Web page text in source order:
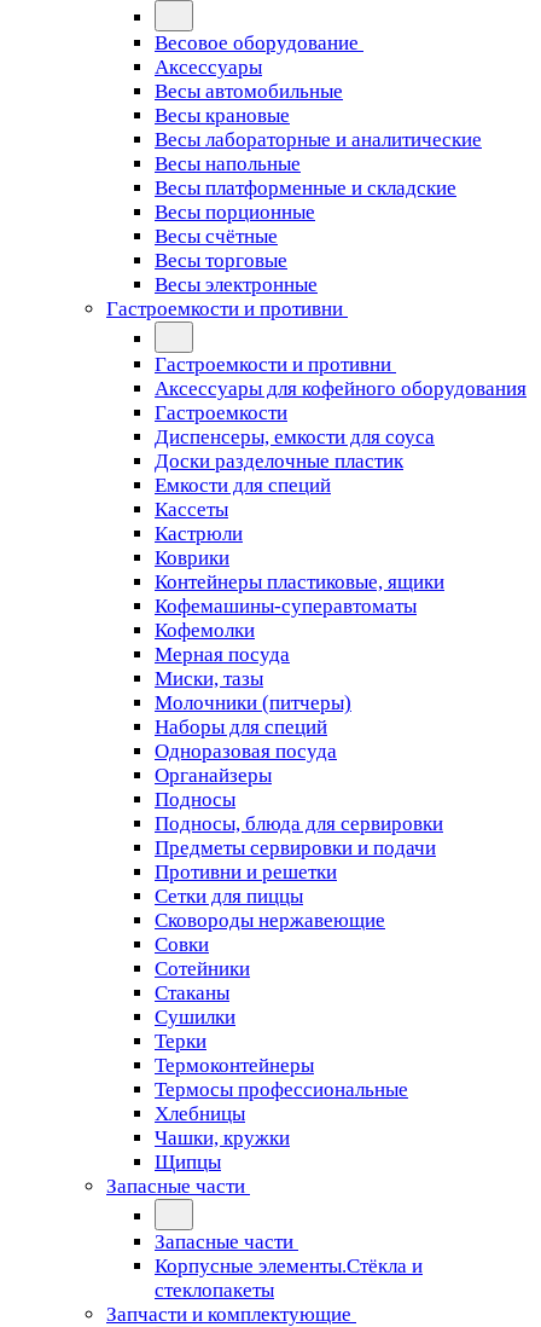
Весовое оборудование
Аксессуары
Весы автомобильные
Весы крановые
Весы лабораторные и аналитические
Весы напольные
Весы платформенные и складские
Весы порционные
Весы счётные
Весы торговые
Весы электронные
Гастроемкости и противни
Гастроемкости и противни
Аксессуары для кофейного оборудования
Гастроемкости
Диспенсеры, емкости для соуса
Доски разделочные пластик
Емкости для специй
Кассеты
Кастрюли
Коврики
Контейнеры пластиковые, ящики
Кофемашины-суперавтоматы
Кофемолки
Мерная посуда
Миски, тазы
Молочники (питчеры)
Наборы для специй
Одноразовая посуда
Органайзеры
Подносы
Подносы, блюда для сервировки
Предметы сервировки и подачи
Противни и решетки
Сетки для пиццы
Сковороды нержавеющие
Совки
Сотейники
Стаканы
Сушилки
Терки
Термоконтейнеры
Термосы профессиональные
Хлебницы
Чашки, кружки
Щипцы
Запасные части
Запасные части
Корпусные элементы.Стёкла и
стеклопакеты
Запчасти и комплектующие